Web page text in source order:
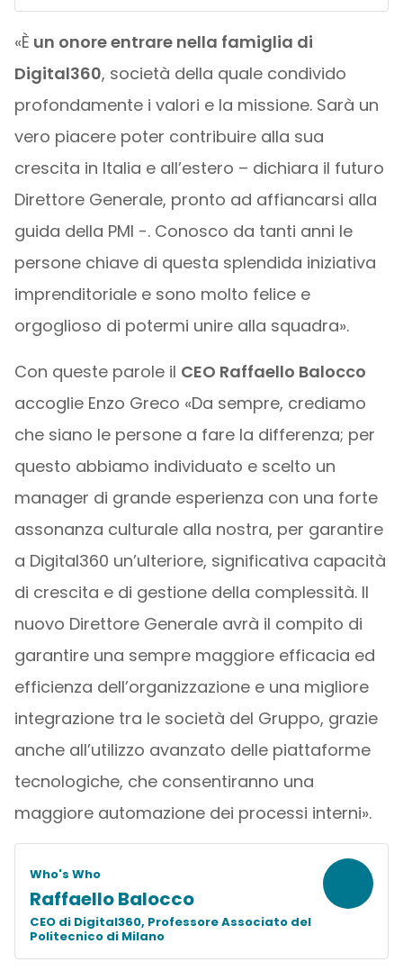
«È un onore entrare nella famiglia di
Digital360, società della quale condivido
profondamente i valori e la missione. Sarà un
vero piacere poter contribuire alla sua
crescita in Italia e all’estero – dichiara il futuro
Direttore Generale, pronto ad affiancarsi alla
guida della PMI -. Conosco da tanti anni le
persone chiave di questa splendida iniziativa
imprenditoriale e sono molto felice e
orgoglioso di potermi unire alla squadra».
Con queste parole il CEO Raffaello Balocco
accoglie Enzo Greco «Da sempre, crediamo
che siano le persone a fare la differenza; per
questo abbiamo individuato e scelto un
manager di grande esperienza con una forte
assonanza culturale alla nostra, per garantire
a Digital360 un’ulteriore, significativa capacità
di crescita e di gestione della complessità. Il
nuovo Direttore Generale avrà il compito di
garantire una sempre maggiore efficacia ed
efficienza dell’organizzazione e una migliore
integrazione tra le società del Gruppo, grazie
anche all’utilizzo avanzato delle piattaforme
tecnologiche, che consentiranno una
maggiore automazione dei processi interni».
Who's Who
Raffaello Balocco
CEO di Digital360, Professore Associato del
Politecnico di Milano